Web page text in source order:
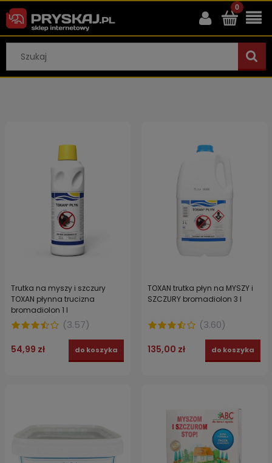
Trutka na myszy i szczury
TOXAN płynna trucizna
bromadiolon 1 l
(3.57)
54,99 zł do koszyka
TOXAN trutka płyn na MYSZY i
SZCZURY bromadiolon 3 l
(3.60)
135,00 zł do koszyka